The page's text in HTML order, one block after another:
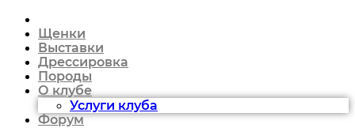
Щенки
Выставки
Дрессировка
Породы
О клубе
Услуги клуба
Форум